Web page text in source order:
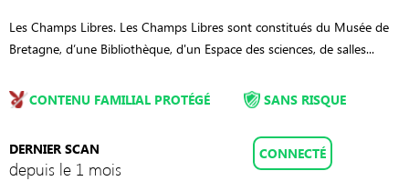
Les Champs Libres. Les Champs Libres sont constitués du Musée de
Bretagne, d’une Bibliothèque, d'un Espace des sciences, de salles...
CONTENU FAMILIAL PROTÉGÉ
DERNIER SCAN
depuis le 1 mois
SANS RISQUE
CONNECTÉ